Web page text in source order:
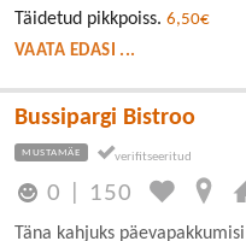
Täidetud pikkpoiss. 6,50€
VAATA EDASI ...
Bussipargi Bistroo
MUSTAMÄE
0 150
Täna kahjuks